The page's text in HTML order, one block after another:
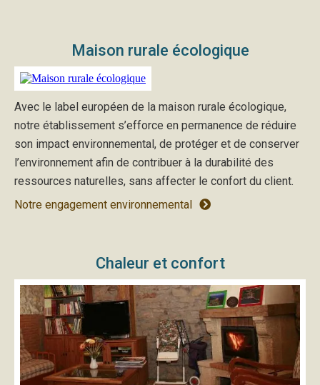
Maison rurale écologique
Avec le label européen de la maison rurale écologique,
notre établissement s’efforce en permanence de réduire
son impact environnemental, de protéger et de conserver
l’environnement afin de contribuer à la durabilité des
ressources naturelles, sans affecter le confort du client.
Notre engagement environnemental
Chaleur et confort